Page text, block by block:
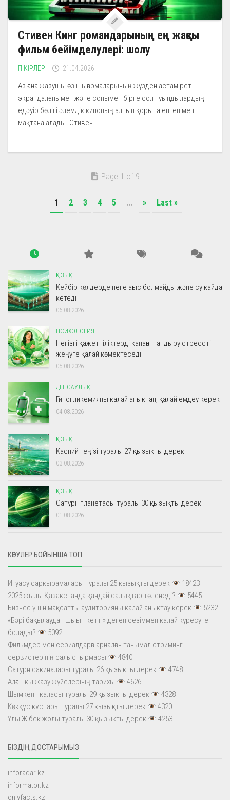
Стивен Кинг романдарының ең жақсы
фильм бейімделулері: шолу
ПІКІРЛЕР 21.04.2026
Аз ғана жазушы өз шығармаларының жүзден астам рет
экрандалғанымен және сонымен бірге сол туындылардың
едәуір бөлігі әлемдік киноның алтын қорына енгенімен
мақтана алады. Стивен...
Page 1 of 9
1 2 3 4 5 ... » Last »
ҚЫЗЫҚ
Кейбір көлдерде неге ағыс болмайды және су қайда
кетеді
06.08.2026
ПСИХОЛОГИЯ
Негізгі қажеттіліктерді қанағаттандыру стрессті
жеңуге қалай көмектеседі
05.08.2026
ДЕНСАУЛЫҚ
Гипогликемияны қалай анықтап, қалай емдеу керек
04.08.2026
ҚЫЗЫҚ
Каспий теңізі туралы 27 қызықты дерек
03.08.2026
ҚЫЗЫҚ
Сатурн планетасы туралы 30 қызықты дерек
01.08.2026
КӨРУЛЕР БОЙЫНША ТОП
Игуасу сарқырамалары туралы 25 қызықты дерек
18423
2025 жылы Қазақстанда қандай салықтар төленеді?
5445
Бизнес үшін мақсатты аудиторияны қалай анықтау керек
5232
«Бәрі бақылаудан шығып кетті» деген сезіммен қалай күресуге
болады?
5092
Фильмдер мен сериалдарға арналған танымал стриминг
сервистерінің салыстырмасы
4840
Сатурн сақиналары туралы 26 қызықты дерек
4748
Алғашқы жазу жүйелерінің тарихы
4626
Шымкент қаласы туралы 29 қызықты дерек
4328
Көкқұс құстары туралы 27 қызықты дерек
4320
Ұлы Жібек жолы туралы 30 қызықты дерек
4253
БІЗДІҢ ДОСТАРЫМЫЗ
inforadar.kz
informator.kz
onlyfacts.kz